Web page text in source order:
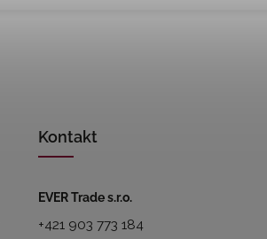
Kontakt
EVER Trade s.r.o.
+421 903 773 184